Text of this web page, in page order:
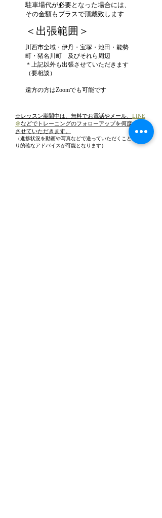
​駐車場代が必要となった場合には、
その金額もプラスで頂戴致します
＜出張範囲＞
川西市全域・伊丹・宝塚・池田・能勢
町・猪名川町 及びそれら周辺
＊上記以外も出張させていただきます
（要相談）
​遠方の方はZoomでも可能です
☆レッスン期間中は、無料でお電話やメール、 LINE
＠などでトレーニングのフォローアップを何度でも
させていただきます。
（進捗状況を動画や写真などで送っていただくことで、よ
り的確なアドバイスが可能となります）